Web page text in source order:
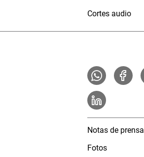
Cortes audio
Notas de prensa
Fotos